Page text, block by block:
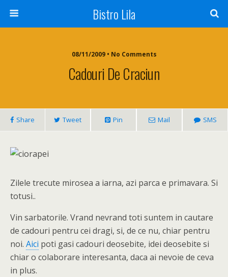
Bistro Lila
08/11/2009 • No Comments
Cadouri De Craciun
Share Tweet Pin Mail SMS
Zilele trecute mirosea a iarna, azi parca e primavara. Si
totusi..
Vin sarbatorile. Vrand nevrand toti suntem in cautare
de cadouri pentru cei dragi, si, de ce nu, chiar pentru
noi. Aici poti gasi cadouri deosebite, idei deosebite si
chiar o colaborare interesanta, daca ai nevoie de ceva
in plus.